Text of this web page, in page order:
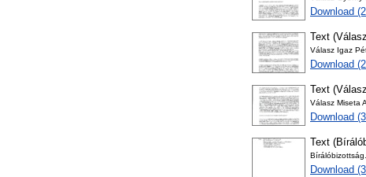
Download
Text
Válasz Igaz
Download
Text
Válasz Miseta
Download
Text
Download